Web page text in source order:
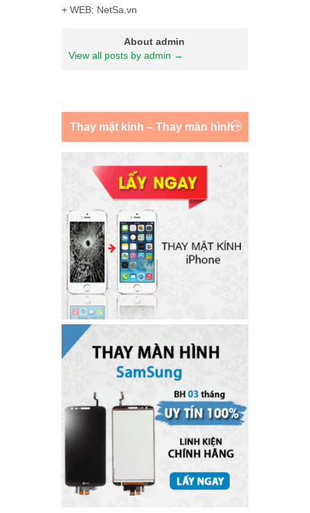
+ WEB: NetSa.vn
About admin
View all posts by admin →
Thay mặt kính – Thay màn hình